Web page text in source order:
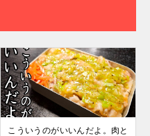
こういうのがいいんだよ。肉と